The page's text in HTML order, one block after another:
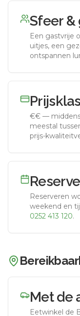
Sfeer
Een gastvrije
uitjes, een
ontspannen
€€ —
meestal
prijs-
Reserveren
weekend en
0252 413 120.
Met de
Eetwinkel de